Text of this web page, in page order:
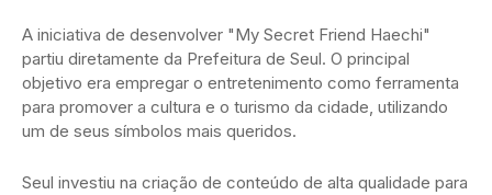
A iniciativa de desenvolver "My Secret Friend Haechi"
partiu diretamente da Prefeitura de Seul. O principal
objetivo era empregar o entretenimento como ferramenta
para promover a cultura e o turismo da cidade, utilizando
um de seus símbolos mais queridos.
Seul investiu na criação de conteúdo de alta qualidade para